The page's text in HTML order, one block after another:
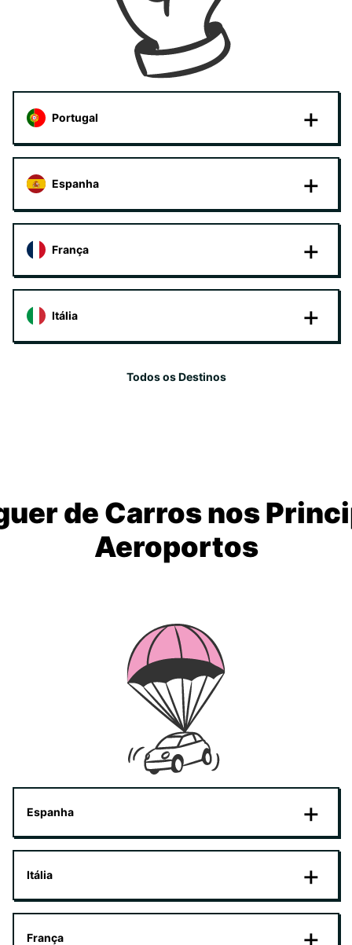
Portugal
Espanha
França
Itália
Todos os Destinos
de Carros nos
Aeroportos
Espanha
Itália
França